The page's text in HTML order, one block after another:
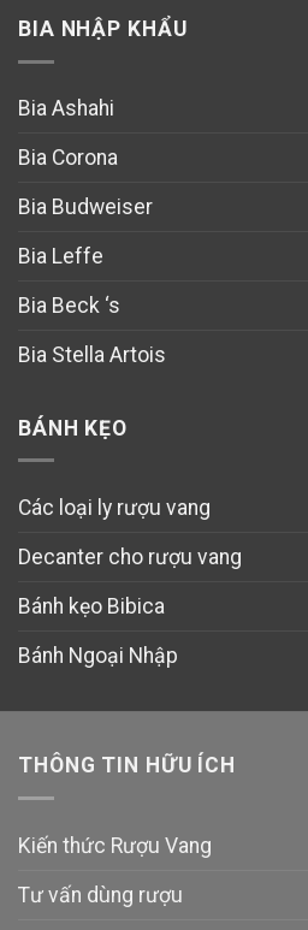
BIA NHẬP KHẨU
Bia Ashahi
Bia Corona
Bia Budweiser
Bia Leffe
Bia Beck ‘s
Bia Stella Artois
BÁNH KẸO
Các loại ly rượu vang
Decanter cho rượu vang
Bánh kẹo Bibica
Bánh Ngoại Nhập
THÔNG TIN HỮU ÍCH
Kiến thức Rượu Vang
Tư vấn dùng rượu